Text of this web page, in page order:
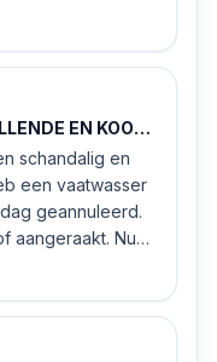
het geval tegen
via de
hij z’n best
Het
uur werd de
EN KOOP
schandalig en
een vaatwasser
geannuleerd.
aangeraakt. Nu
volledig terug te